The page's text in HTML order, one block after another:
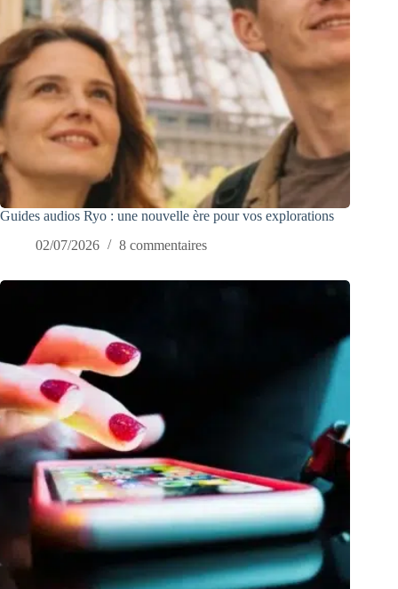
Guides audios Ryo : une nouvelle ère pour vos explorations
02/07/2026
8 commentaires